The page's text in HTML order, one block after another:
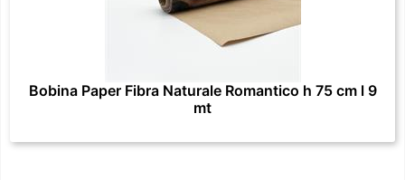
Bobina Paper Fibra Naturale Romantico h 75 cm l 9
mt